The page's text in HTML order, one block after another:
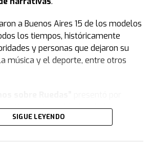
a Buenos Aires 15 de los modelos
los tiempos, históricamente
y personas que dejaron su
música y el deporte, entre otros
varios vehículos de la
Yarur, creador de la
SIGUE LEYENDO